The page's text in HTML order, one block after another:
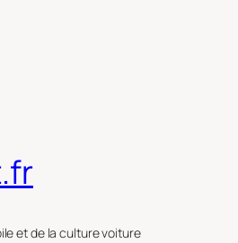
et de la culture voiture